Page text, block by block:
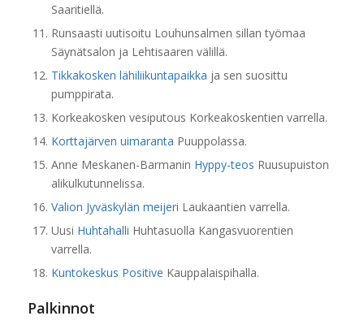
Saaritiellä.
Runsaasti uutisoitu Louhunsalmen sillan työmaa
Säynätsalon ja Lehtisaaren välillä.
Tikkakosken lähiliikuntapaikka ja sen suosittu
pumppirata.
Korkeakosken vesiputous Korkeakoskentien varrella.
Korttajärven uimaranta Puuppolassa.
Anne Meskanen-Barmanin Hyppy-teos Ruusupuiston
alikulkutunnelissa.
Valion Jyväskylän meijeri Laukaantien varrella.
Uusi Huhtahalli Huhtasuolla Kangasvuorentien
varrella.
Kuntokeskus Positive Kauppalaispihalla.
Palkinnot